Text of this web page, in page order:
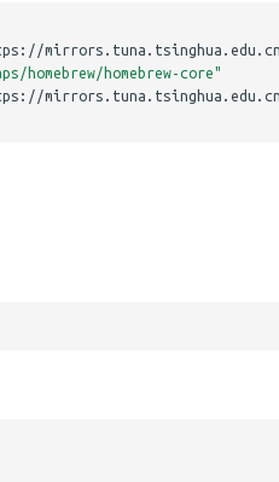
homebrew/homebrew-core"